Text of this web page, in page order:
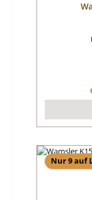
Nur 9 auf